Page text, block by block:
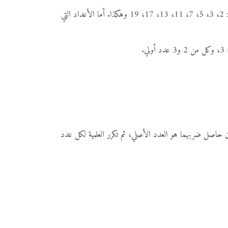
العدد الأولي هو عدد طبيعي أكبر من 1 ولا يقبل القسمة إلا على نفسه وعلى العدد 1 فقط. أي أن له عاملين فقط. من الأمثلة على الأعداد الأولية: 2، 3، 5، 7، 11، 13، 17، 19 وهكذا. أما الأعداد التي
حاصل ضربهما هو العدد الأصلي، ثم تكرر العلمیة لكل عدد